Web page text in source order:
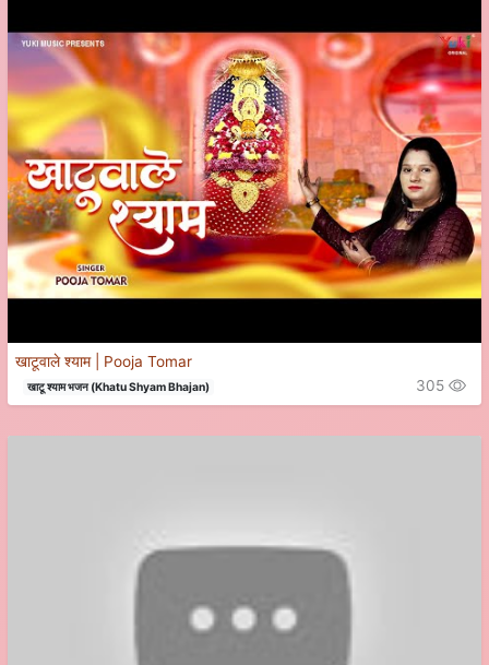
खाटूवाले श्याम | Pooja Tomar
खाटू श्याम भजन (Khatu Shyam Bhajan) 305